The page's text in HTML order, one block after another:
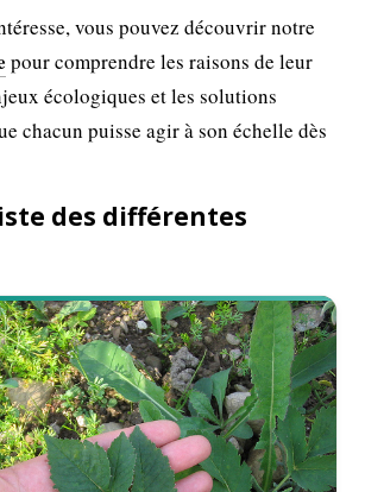
vous pouvez découvrir notre
pour comprendre les raisons de leur
écologiques et les solutions
chacun puisse agir à son échelle dès
des différentes